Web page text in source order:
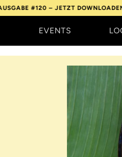
#120 – JETZT DOWNLOADEN +++
EVENTS